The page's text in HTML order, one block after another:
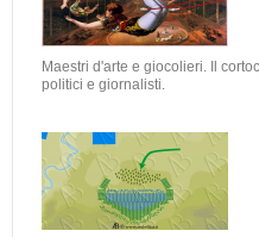
Maestri d'arte e giocolieri. Il
politici e giornalisti.